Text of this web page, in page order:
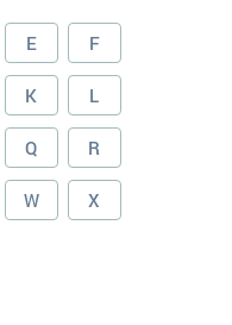
E F
K L
Q R
W X